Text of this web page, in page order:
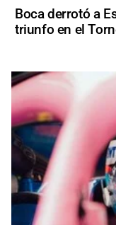
Boca derrotó a
triunfo en el